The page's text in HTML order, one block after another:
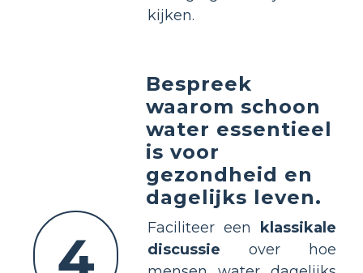
kijken.
4
Bespreek
waarom schoon
water essentieel
is voor
gezondheid en
dagelijks leven.
Faciliteer een
klassikale
discussie over hoe